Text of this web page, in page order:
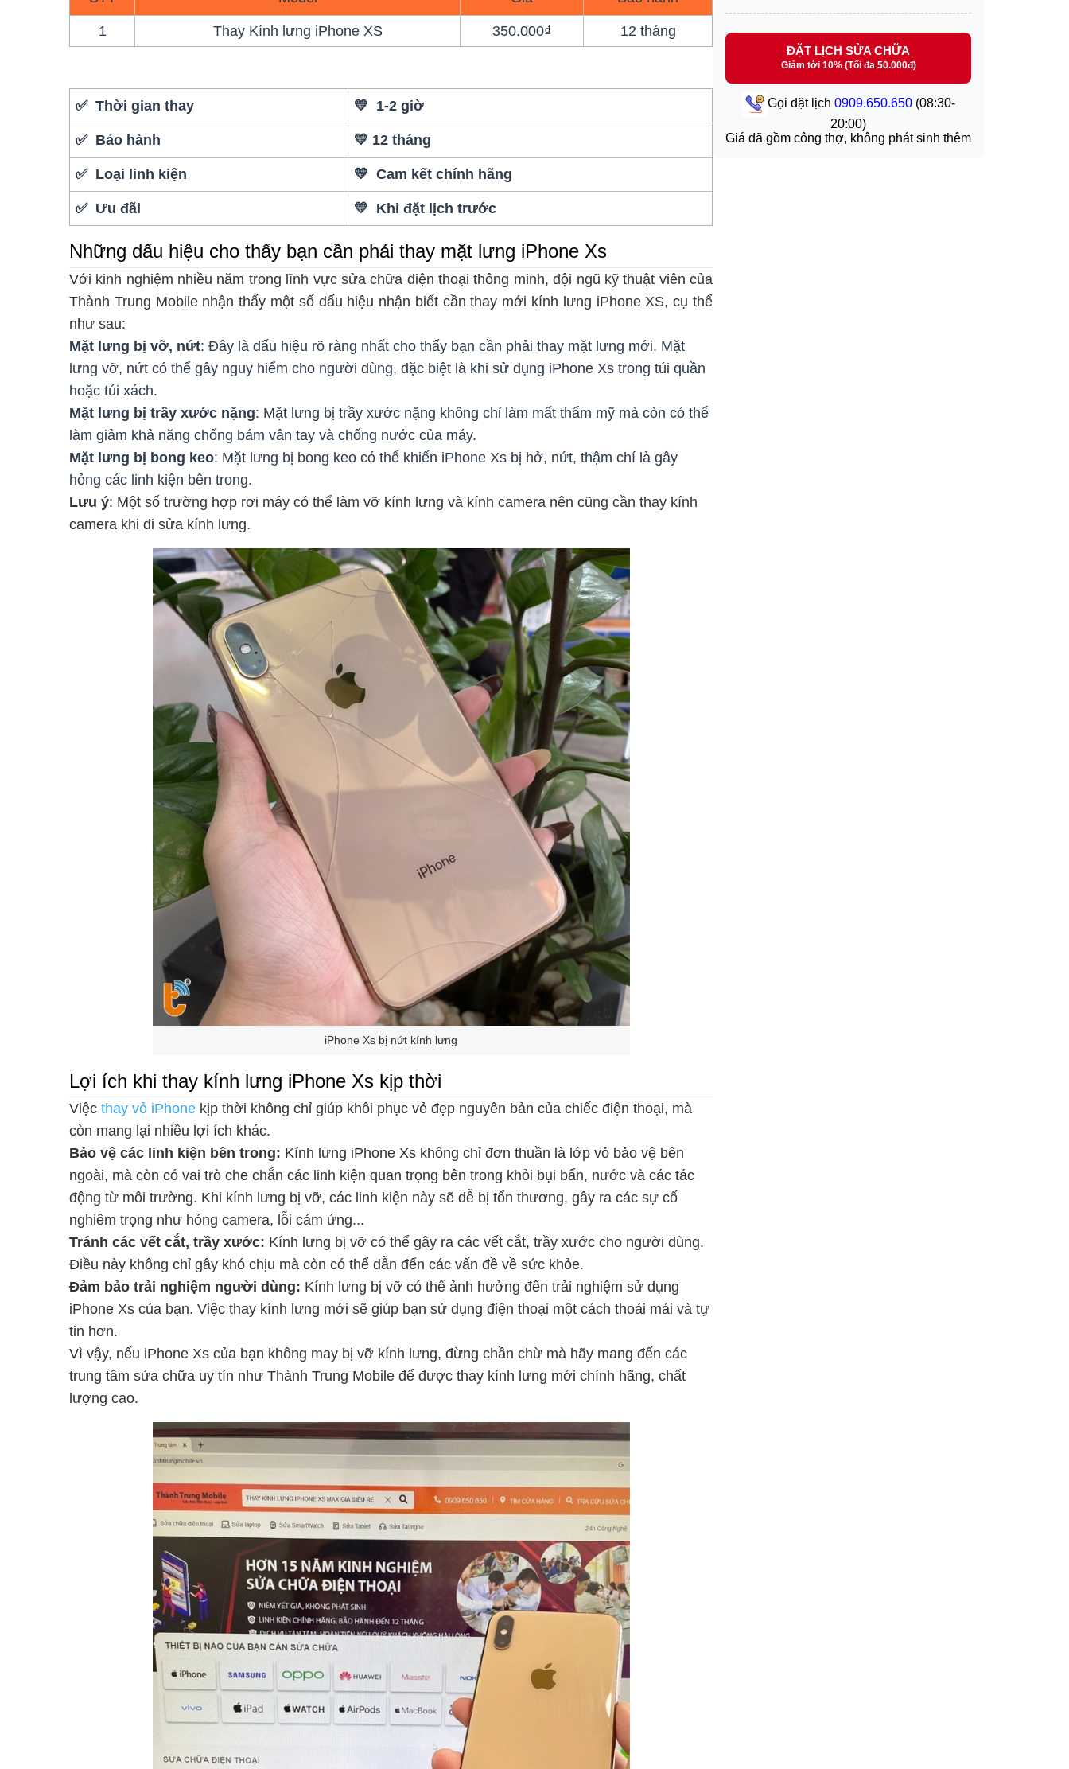
1 Thay Kính lưng iPhone XS 350.000₫ 12 tháng
✅ Thời gian thay 💛 1-2 giờ
✅ Bảo hành 💛 12 tháng
✅ Loại linh kiện 💛 Cam kết chính hãng
✅ Ưu đãi 💛 Khi đặt lịch trước
Những dấu hiệu cho thấy bạn cần phải thay mặt lưng iPhone Xs
Với kinh nghiệm nhiều năm trong lĩnh vực sửa chữa điện thoại thông minh, đội ngũ kỹ thuật viên của
Thành Trung Mobile nhận thấy một số dấu hiệu nhận biết cần thay mới kính lưng iPhone XS, cụ thể
như sau:
Mặt lưng bị vỡ, nứt: Đây là dấu hiệu rõ ràng nhất cho thấy bạn cần phải thay mặt lưng mới. Mặt
lưng vỡ, nứt có thể gây nguy hiểm cho người dùng, đặc biệt là khi sử dụng iPhone Xs trong túi quần
hoặc túi xách.
Mặt lưng bị trầy xước nặng: Mặt lưng bị trầy xước nặng không chỉ làm mất thẩm mỹ mà còn có thể
làm giảm khả năng chống bám vân tay và chống nước của máy.
Mặt lưng bị bong keo: Mặt lưng bị bong keo có thể khiến iPhone Xs bị hở, nứt, thậm chí là gây
hỏng các linh kiện bên trong.
Lưu ý: Một số trường hợp rơi máy có thể làm vỡ kính lưng và kính camera nên cũng cần thay kính
camera khi đi sửa kính lưng.
iPhone Xs bị nứt kính lưng
Lợi ích khi thay kính lưng iPhone Xs kịp thời
Việc thay vỏ iPhone kịp thời không chỉ giúp khôi phục vẻ đẹp nguyên bản của chiếc điện thoại, mà
còn mang lại nhiều lợi ích khác.
Bảo vệ các linh kiện bên trong: Kính lưng iPhone Xs không chỉ đơn thuần là lớp vỏ bảo vệ bên
ngoài, mà còn có vai trò che chắn các linh kiện quan trọng bên trong khỏi bụi bẩn, nước và các tác
động từ môi trường. Khi kính lưng bị vỡ, các linh kiện này sẽ dễ bị tổn thương, gây ra các sự cố
nghiêm trọng như hỏng camera, lỗi cảm ứng...
Tránh các vết cắt, trầy xước: Kính lưng bị vỡ có thể gây ra các vết cắt, trầy xước cho người dùng.
Điều này không chỉ gây khó chịu mà còn có thể dẫn đến các vấn đề về sức khỏe.
Đảm bảo trải nghiệm người dùng: Kính lưng bị vỡ có thể ảnh hưởng đến trải nghiệm sử dụng
iPhone Xs của bạn. Việc thay kính lưng mới sẽ giúp bạn sử dụng điện thoại một cách thoải mái và tự
tin hơn.
Vì vậy, nếu iPhone Xs của bạn không may bị vỡ kính lưng, đừng chần chừ mà hãy mang đến các
trung tâm sửa chữa uy tín như Thành Trung Mobile để được thay kính lưng mới chính hãng, chất
lượng cao.
ĐẶT LỊCH SỬA CHỮA
Giảm tới 10% (Tối đa 50.000đ)
Gọi đặt lịch 0909.650.650(08:30-
20:00)
Giá đã gồm công thợ, không phát sinh thêm